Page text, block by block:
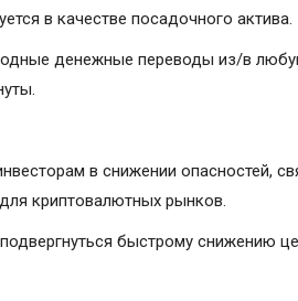
в качестве посадочного актива.
денежные переводы из/в
в снижении опасностей,
криптовалютных рынков.
быстрому снижению